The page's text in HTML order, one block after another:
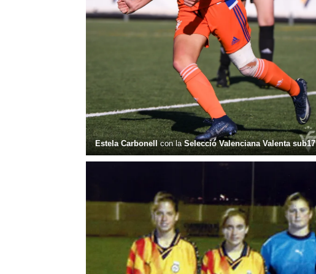
Estela Carbonellcon laSelecció Valenciana Valenta sub17